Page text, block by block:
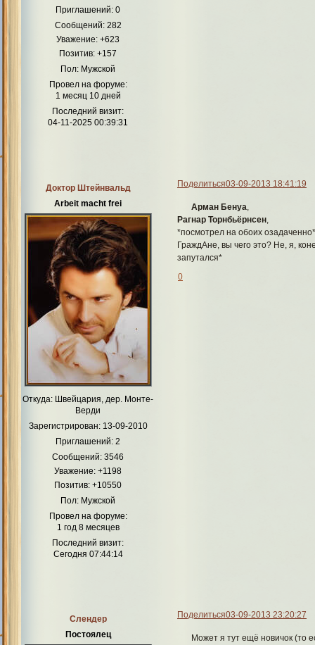
Приглашений: 0
Сообщений:282
Уважение: +623
Позитив: +157
Пол: Мужской
Провел на форуме:
1 месяц 10 дней
Последний визит:
04-11-2025 00:39:31
Поделиться03-09-2013 18:41:19
Доктор Штейнвальд
Arbeit macht frei
Откуда: Швейцария, дер. Монте-
Верди
Зарегистрирован: 13-09-2010
Приглашений: 2
Сообщений: 3546
Уважение: +1198
Позитив: +10550
Пол: Мужской
Провел на форуме:
1 год 8 месяцев
Последний визит:
Сегодня 07:44:14
Арман Бенуа
Рагнар Торнбьёрнсен
*посмотрел на обоих озадаченно*
ГраждАне, вы чего это? Не, я,
запутался*
0
Поделиться03-09-2013 23:20:27
Слендер
Постоялец
Может я тут ещё новичок (то